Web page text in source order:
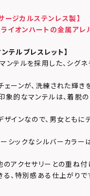
ージカルステンレス製】
イオンハートの金属アレ
テルブレスレット】
テルを採用した、シグネ
ーンが、洗練された輝き
的なマンテルは、着脱
インなので、男女ともに
ックなシルバーカラー
アクセサリーとの重ね付
、特別感ある仕上がりで